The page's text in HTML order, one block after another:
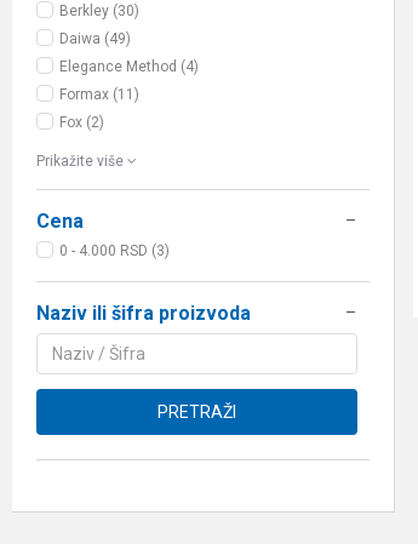
Berkley (30)
Daiwa (49)
Elegance Method (4)
Formax (11)
Fox (2)
Prikažite više
Cena
0 - 4.000 RSD (3)
Naziv ili šifra proizvoda
PRETRAŽI